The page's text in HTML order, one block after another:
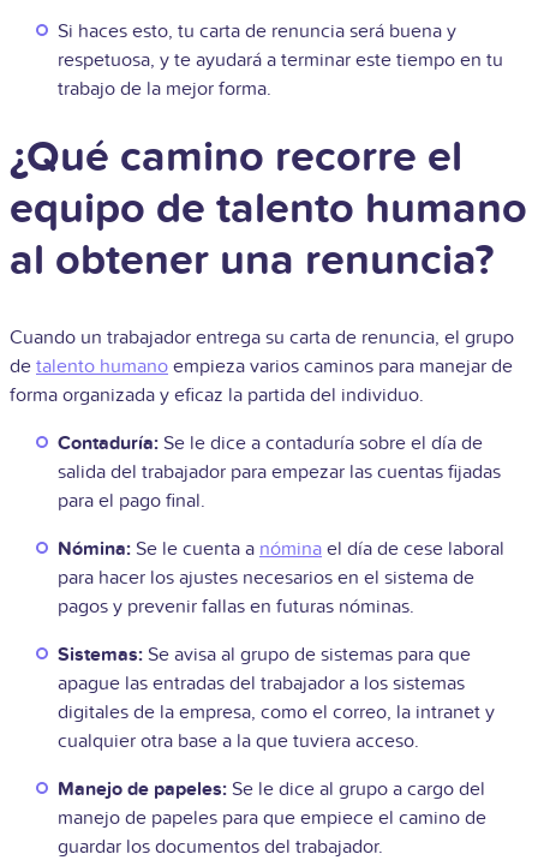
Si haces esto, tu carta de renuncia será buena y
respetuosa, y te ayudará a terminar este tiempo en tu
trabajo de la mejor forma.
¿Qué camino recorre el
equipo de talento humano
al obtener una renuncia?
Cuando un trabajador entrega su carta de renuncia, el grupo
de talento humano empieza varios caminos para manejar de
forma organizada y eficaz la partida del individuo.
Contaduría: Se le dice a contaduría sobre el día de
salida del trabajador para empezar las cuentas fijadas
para el pago final.
Nómina: Se le cuenta a nómina el día de cese laboral
para hacer los ajustes necesarios en el sistema de
pagos y prevenir fallas en futuras nóminas.
Sistemas: Se avisa al grupo de sistemas para que
apague las entradas del trabajador a los sistemas
digitales de la empresa, como el correo, la intranet y
cualquier otra base a la que tuviera acceso.
Manejo de papeles: Se le dice al grupo a cargo del
manejo de papeles para que empiece el camino de
guardar los documentos del trabajador.